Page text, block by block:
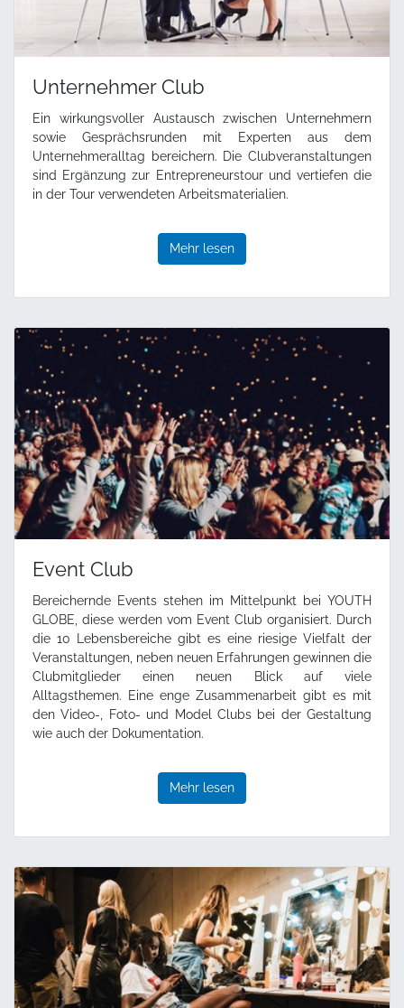
Unternehmer Club
Ein wirkungsvoller Austausch zwischen Unternehmern
sowie Gesprächsrunden mit Experten aus dem
Unternehmeralltag bereichern. Die Clubveranstaltungen
sind Ergänzung zur Entrepreneurstour und vertiefen die
in der Tour verwendeten Arbeitsmaterialien.
Mehr lesen
Event Club
Bereichernde Events stehen im Mittelpunkt bei YOUTH
GLOBE, diese werden vom Event Club organisiert. Durch
die 10 Lebensbereiche gibt es eine riesige Vielfalt der
Veranstaltungen, neben neuen Erfahrungen gewinnen die
Clubmitglieder einen neuen Blick auf viele
Alltagsthemen. Eine enge Zusammenarbeit gibt es mit
den Video-, Foto- und Model Clubs bei der Gestaltung
wie auch der Dokumentation.
Mehr lesen